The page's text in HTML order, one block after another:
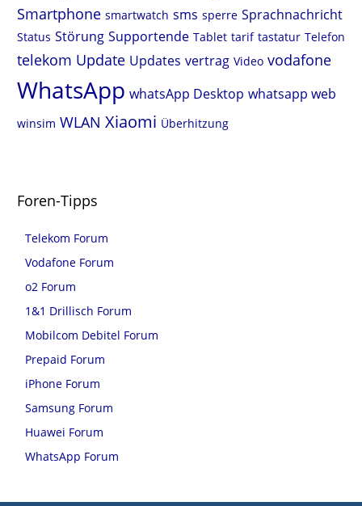
Smartphone smartwatch sms sperre Sprachnachricht
Status Störung Supportende Tablet tarif tastatur Telefon
telekom Update Updates vertrag Video vodafone
WhatsApp whatsApp Desktop whatsapp web
winsim WLAN Xiaomi Überhitzung
Foren-Tipps
Telekom Forum
Vodafone Forum
o2 Forum
1&1 Drillisch Forum
Mobilcom Debitel Forum
Prepaid Forum
iPhone Forum
Samsung Forum
Huawei Forum
WhatsApp Forum